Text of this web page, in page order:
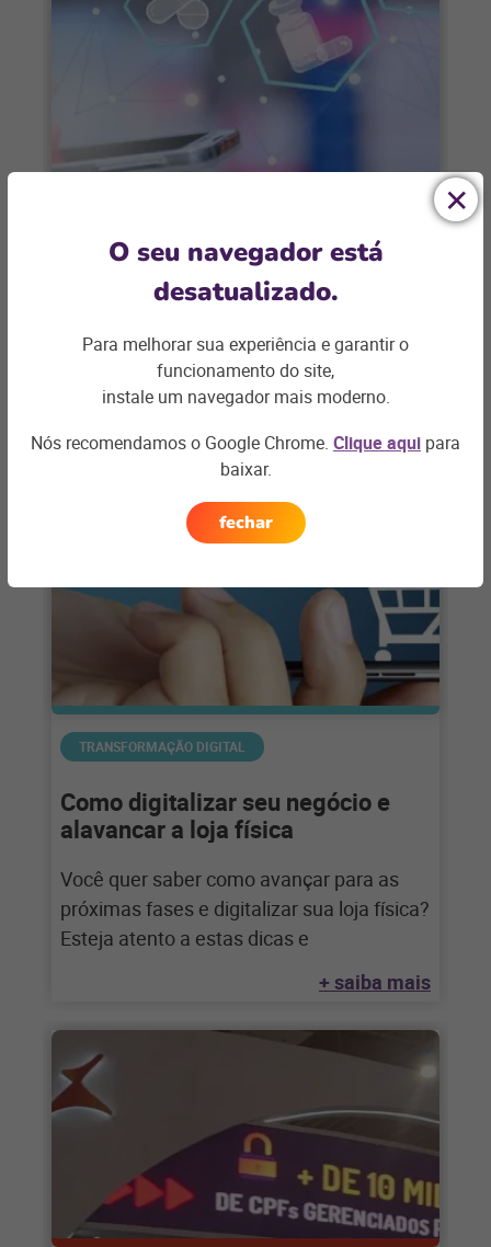
Farmácias: como ter controle total
mesmo à distância
A gestão de farmácias à distância já é
possível e traz consigo diversos benefícios
para o negócio O setor farmacêutico
+ saiba mais
TRANSFORMAÇÃO DIGITAL
Como digitalizar seu negócio e
alavancar a loja física
Você quer saber como avançar para as
próximas fases e digitalizar sua loja física?
Esteja atento a estas dicas e
+ saiba mais
O seu navegador está
desatualizado.
Para melhorar sua experiência e garantir o
funcionamento do site,
instale um navegador mais moderno.
Nós recomendamos o Google Chrome. Clique aqui para
baixar.
fechar